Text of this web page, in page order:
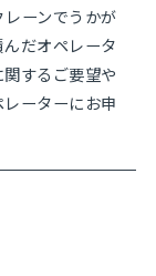
ーンでうかが
だオペレータ
するご要望や
ーターにお申